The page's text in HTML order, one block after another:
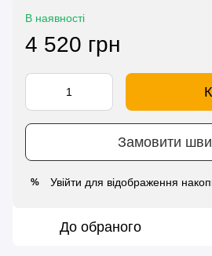
В наявності
4 520 грн
Замовити
% Увійти для відображення
До обраного